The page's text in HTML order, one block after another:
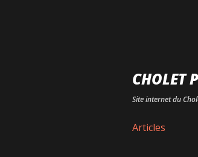
CHOLET
Site internet du
Articles